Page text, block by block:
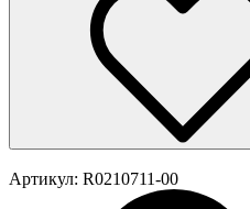
Артикул: R0210711-00